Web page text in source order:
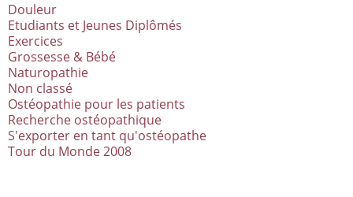
Douleur
Etudiants et Jeunes Diplômés
Exercices
Grossesse & Bébé
Naturopathie
Non classé
Ostéopathie pour les patients
Recherche ostéopathique
S'exporter en tant qu'ostéopathe
Tour du Monde 2008